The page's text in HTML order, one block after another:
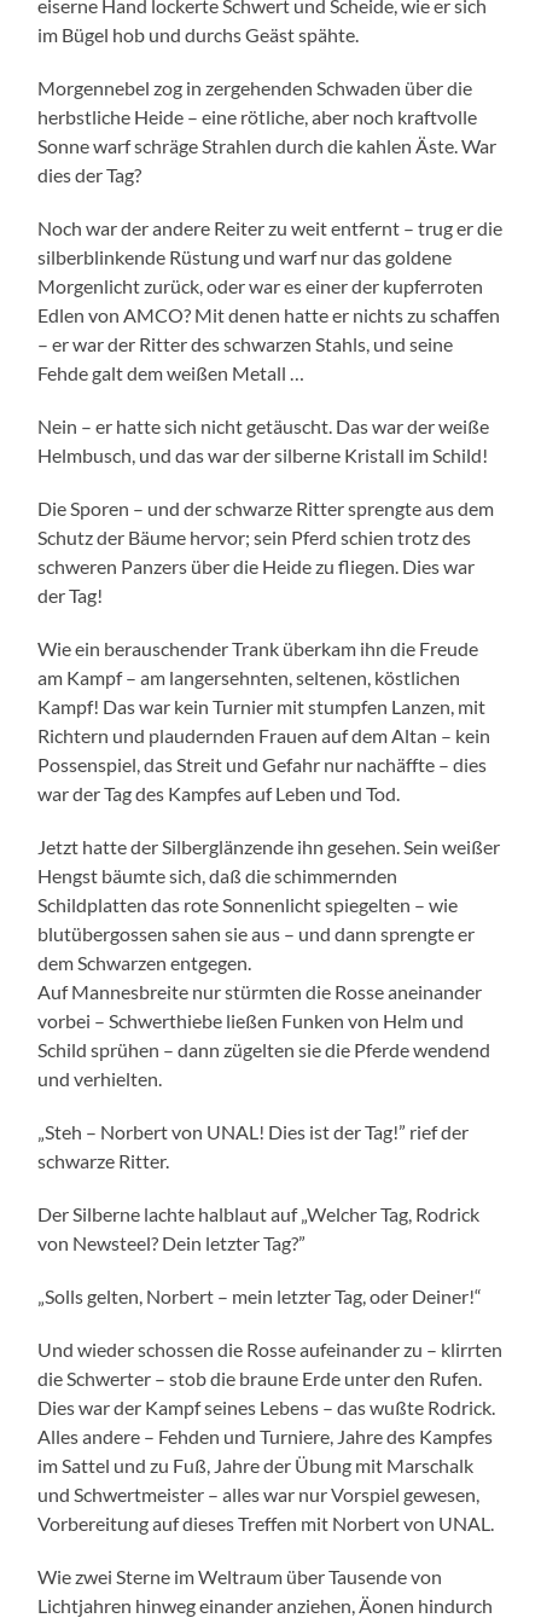
eiserne Hand lockerte Schwert und Scheide, wie er sich
im Bügel hob und durchs Geäst spähte.
Morgennebel zog in zergehenden Schwaden über die
herbstliche Heide – eine rötliche, aber noch kraftvolle
Sonne warf schräge Strahlen durch die kahlen Äste. War
dies der Tag?
Noch war der andere Reiter zu weit entfernt – trug er die
silberblinkende Rüstung und warf nur das goldene
Morgenlicht zurück, oder war es einer der kupferroten
Edlen von AMCO? Mit denen hatte er nichts zu schaffen
– er war der Ritter des schwarzen Stahls, und seine
Fehde galt dem weißen Metall …
Nein – er hatte sich nicht getäuscht. Das war der weiße
Helmbusch, und das war der silberne Kristall im Schild!
Die Sporen – und der schwarze Ritter sprengte aus dem
Schutz der Bäume hervor; sein Pferd schien trotz des
schweren Panzers über die Heide zu fliegen. Dies war
der Tag!
Wie ein berauschender Trank überkam ihn die Freude
am Kampf – am langersehnten, seltenen, köstlichen
Kampf! Das war kein Turnier mit stumpfen Lanzen, mit
Richtern und plaudernden Frauen auf dem Altan – kein
Possenspiel, das Streit und Gefahr nur nachäffte – dies
war der Tag des Kampfes auf Leben und Tod.
Jetzt hatte der Silberglänzende ihn gesehen. Sein weißer
Hengst bäumte sich, daß die schimmernden
Schildplatten das rote Sonnenlicht spiegelten – wie
blutübergossen sahen sie aus – und dann sprengte er
dem Schwarzen entgegen.
Auf Mannesbreite nur stürmten die Rosse aneinander
vorbei – Schwerthiebe ließen Funken von Helm und
Schild sprühen – dann zügelten sie die Pferde wendend
und verhielten.
„Steh – Norbert von UNAL! Dies ist der Tag!” rief der
schwarze Ritter.
Der Silberne lachte halblaut auf „Welcher Tag, Rodrick
von Newsteel? Dein letzter Tag?”
„Solls gelten, Norbert – mein letzter Tag, oder Deiner!“
Und wieder schossen die Rosse aufeinander zu – klirrten
die Schwerter – stob die braune Erde unter den Rufen.
Dies war der Kampf seines Lebens – das wußte Rodrick.
Alles andere – Fehden und Turniere, Jahre des Kampfes
im Sattel und zu Fuß, Jahre der Übung mit Marschalk
und Schwertmeister – alles war nur Vorspiel gewesen,
Vorbereitung auf dieses Treffen mit Norbert von UNAL.
Wie zwei Sterne im Weltraum über Tausende von
Lichtjahren hinweg einander anziehen, Äonen hindurch